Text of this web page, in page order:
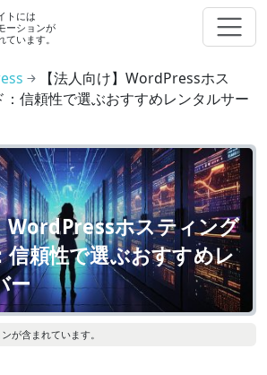
トには
ーションが
ています。
【法人向け】WordPressホス
信頼性で選ぶおすすめレンタルサー
WordPressホスティング
信頼性で選ぶおすすめレ
ー
が含まれています。